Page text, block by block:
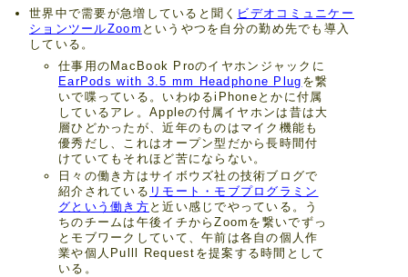
世界中で需要が急増していると聞く ビデオコミュニケー
ションツールZoom というやつを自分の勤め先でも導入
している。
仕事用のMacBook Proのイヤホンジャックに
EarPods with 3.5 mm Headphone Plug を繋
いで喋っている。いわゆるiPhoneとかに付属
しているアレ。Appleの付属イヤホンは昔は大
層ひどかったが、近年のものはマイク機能も
優秀だし、これはオープン型だから長時間付
けていてもそれほど苦にならない。
日々の働き方はサイボウズ社の技術ブログで
紹介されている リモート・モブプログラミン
グという働き方 と近い感じでやっている。う
ちのチームは午後イチからZoomを繋いでずっ
とモブワークしていて、午前は各自の個人作
業や個人Pulll Requestを提案する時間として
いる。